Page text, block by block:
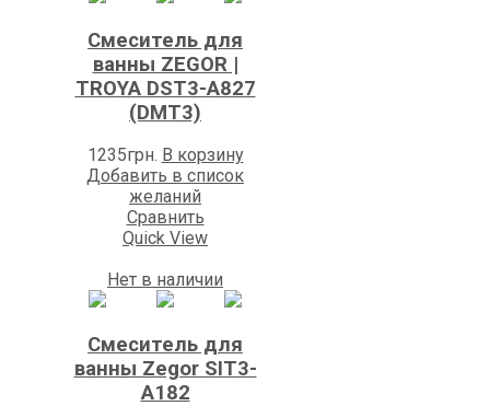
Смеситель для
ванны ZEGOR |
TROYA DST3-A827
(DMT3)
1235грн. В корзину
Добавить в список
желаний
Сравнить
Quick View
Нет в наличии
Смеситель для
ванны Zegor SIT3-
А182